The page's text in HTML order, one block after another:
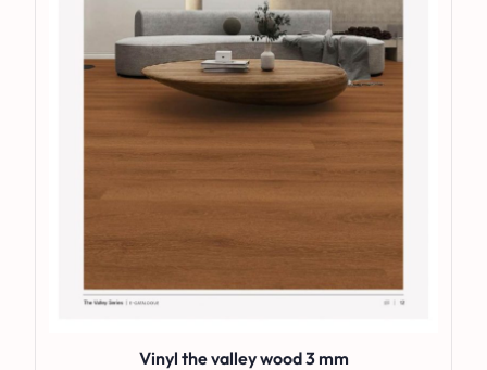
Vinyl the valley wood 3 mm